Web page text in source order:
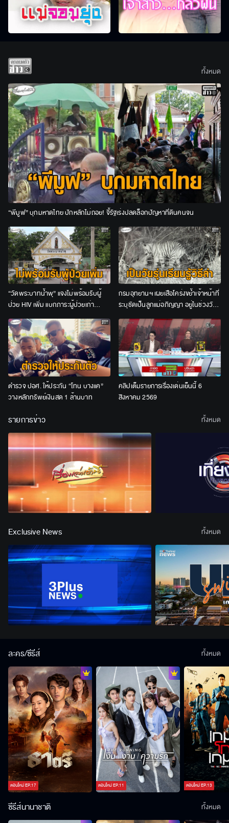
“พีมูฟ” บุกมหาดไทย ปักหลักไม่ถอย! จี้รัฐเร่งปลดล็อกปัญหาที่ดินคนจน
“วัดพระบาทน้ำพุ” แจงไม่พร้อมรับผู้
ป่วย HIV เพิ่ม แบกภาระผู้ป่วยเก่า
จนท.อีกกว่า 200 ชีวิต
กรมอุทยานฯ เผยเสือโคร่งขย้ำเจ้าหน้าที่
ระบุชัดเป็นลูกแม่อภิญญา อยู่ในช่วงวัย
รุ่น ชี้ไม่เข้าข่าย “เสือกินคน”
ตำรวจ ปอศ. ให้ประกัน “โทน บางแค”
วางหลักทรัพย์เงินสด 1 ล้านบาท
คลิปเต็มรายการเรื่องเด่นเย็นนี้ 6
สิงหาคม 2569
ทั้งหมด
รายการข่าว ทั้งหมด
Exclusive News ทั้งหมด
ละคร/ซีรีส์
ตอนใหม่EP.17 ตอนใหม่EP.11 ตอนใหม่EP.13
ทั้งหมด
ซีรีส์นานาชาติ ทั้งหมด